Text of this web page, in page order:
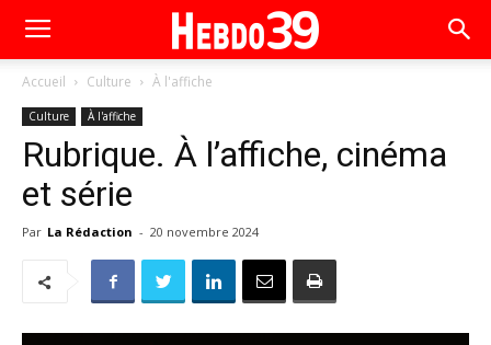
Accueil Culture À l'affiche
Culture À l'affiche
Rubrique. À l’affiche, cinéma
et série
Par La Rédaction - 20 novembre 2024